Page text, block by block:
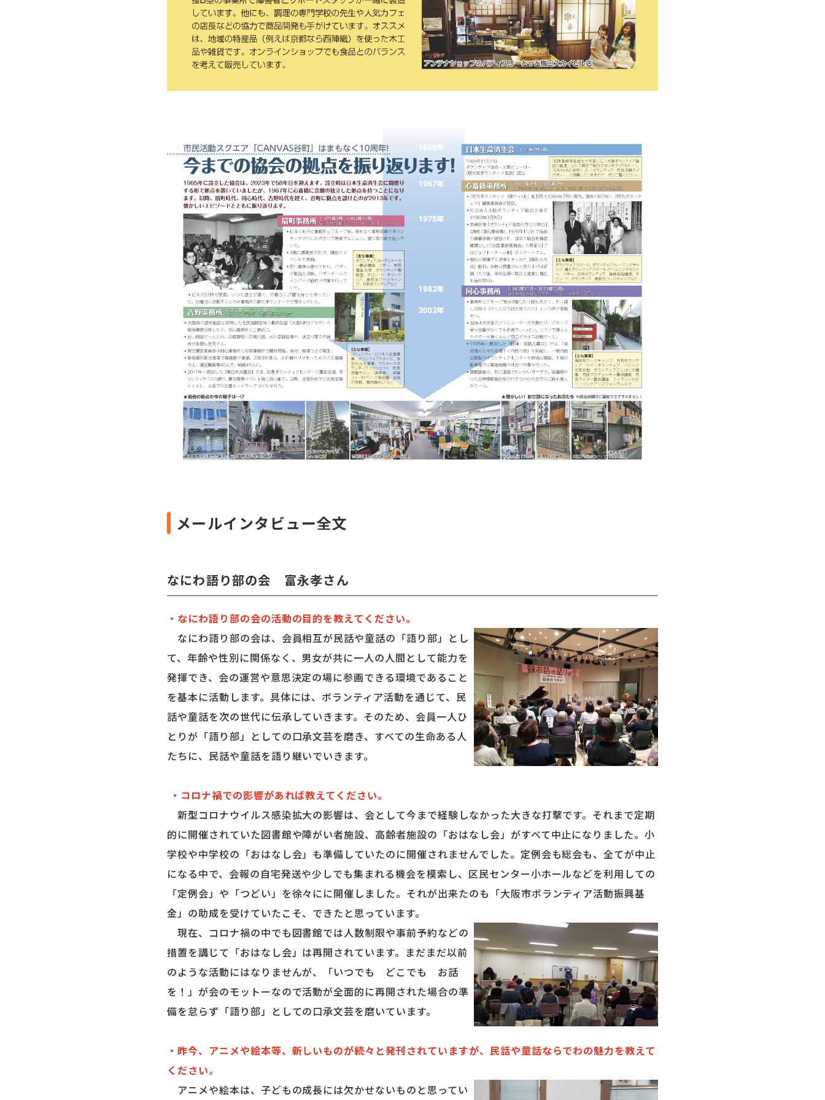
メールインタビュー全文
なにわ語り部の会 富永孝さん
・なにわ語り部の会の活動の目的を教えてください。
なにわ語り部の会は、会員相互が民話や童話の「語り部」とし
て、年齢や性別に関係なく、男女が共に一人の人間として能力を
発揮でき、会の運営や意思決定の場に参画できる環境であること
を基本に活動します。具体には、ボランティア活動を通じて、民
話や童話を次の世代に伝承していきます。そのため、会員一人ひ
とりが「語り部」としての口承文芸を磨き、すべての生命ある人
たちに、民話や童話を語り継いでいきます。
・コロナ禍での影響があれば教えてください。
新型コロナウイルス感染拡大の影響は、会として今まで経験しなかった大きな打撃です。それまで定期
的に開催されていた図書館や障がい者施設、高齢者施設の「おはなし会」がすべて中止になりました。小
学校や中学校の「おはなし会」も準備していたのに開催されませんでした。定例会も総会も、全てが中止
になる中で、会報の自宅発送や少しでも集まれる機会を模索し、区民センター小ホールなどを利用しての
「定例会」や「つどい」を徐々にに開催しました。それが出来たのも「大阪市ボランティア活動振興基
金」の助成を受けていたこそ、できたと思っています。
現在、コロナ禍の中でも図書館では人数制限や事前予約などの
措置を講じて「おはなし会」は再開されています。まだまだ以前
のような活動にはなりませんが、「いつでも どこでも お話
を！」が会のモットーなので活動が全面的に再開された場合の準
備を怠らず「語り部」としての口承文芸を磨いています。
・昨今、アニメや絵本等、新しいものが続々と発刊されていますが、民話や童話ならでわの魅力を教えて
ください。
アニメや絵本は、子どもの成長には欠かせないものと思ってい